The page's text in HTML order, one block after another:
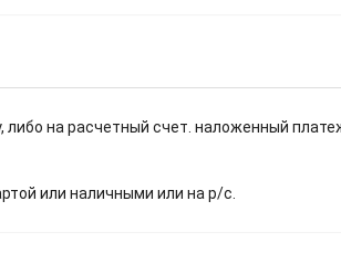
либо на расчетный счет. наложенный
или наличными или на р/с.